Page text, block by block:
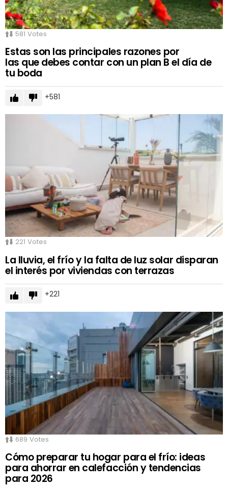
581 Votes
Estas son las principales razones por
las que debes contar con un plan B el día de
tu boda
581
221 Votes
La lluvia, el frío y la falta de luz solar disparan
el interés por viviendas con terrazas
221
689 Votes
Cómo preparar tu hogar para el frío: ideas
para ahorrar en calefacción y tendencias
para 2026